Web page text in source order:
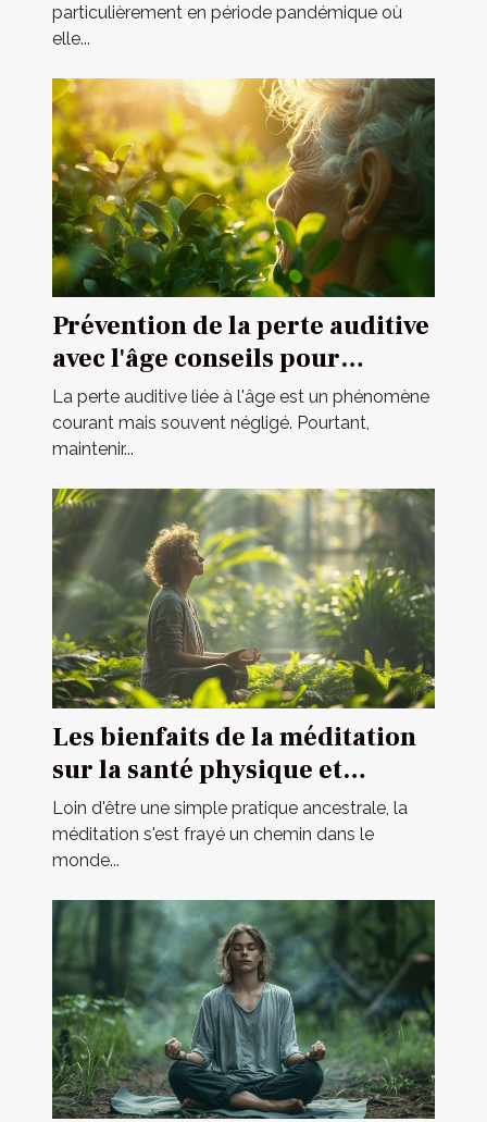
particulièrement en période pandémique où
elle...
Prévention de la perte auditive
avec l'âge conseils pour
maintenir une ouïe fine et
réactive
La perte auditive liée à l'âge est un phénomène
courant mais souvent négligé. Pourtant,
maintenir...
Les bienfaits de la méditation
sur la santé physique et
mentale comment débuter une
pratique méditative pour les
débutants
Loin d'être une simple pratique ancestrale, la
méditation s'est frayé un chemin dans le
monde...